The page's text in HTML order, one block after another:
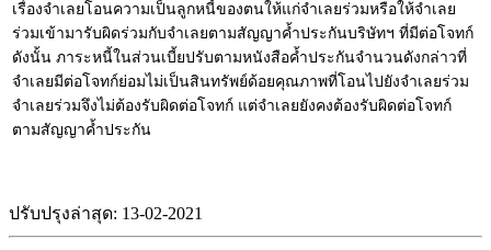
เรื่องจำเลยโอนความเป็นลูกหนี้ของตนให้แก่จำเลยร่วมหรือให้จำเลย
ร่วมเข้ามารับผิดร่วมกับจำเลยตามสัญญาค้ำประกันบริษัทฯ ที่มีต่อโจทก์
ดังนั้น ภาระหนี้ในส่วนเบี้ยปรับตามหนังสือค้ำประกันจำนวนดังกล่าวที่
จำเลยมีต่อโจทก์ย่อมไม่เป็นสินทรัพย์ด้อยคุณภาพที่โอนไปยังจำเลยร่วม
จำเลยร่วมจึงไม่ต้องรับผิดต่อโจทก์ แต่จำเลยยังคงต้องรับผิดต่อโจทก์
ตามสัญญาค้ำประกัน
ปรับปรุงล่าสุด: 13-02-2021